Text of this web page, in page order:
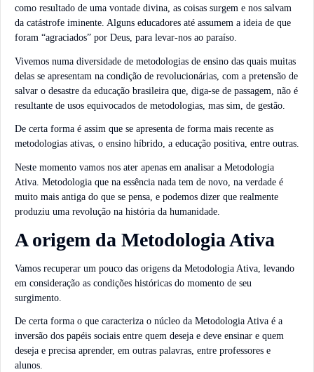
como resultado de uma vontade divina, as coisas surgem e nos salvam
da catástrofe iminente. Alguns educadores até assumem a ideia de que
foram “agraciados” por Deus, para levar-nos ao paraíso.
Vivemos numa diversidade de metodologias de ensino das quais muitas
delas se apresentam na condição de revolucionárias, com a pretensão de
salvar o desastre da educação brasileira que, diga-se de passagem, não é
resultante de usos equivocados de metodologias, mas sim, de gestão.
De certa forma é assim que se apresenta de forma mais recente as
metodologias ativas, o ensino híbrido, a educação positiva, entre outras.
Neste momento vamos nos ater apenas em analisar a Metodologia
Ativa. Metodologia que na essência nada tem de novo, na verdade é
muito mais antiga do que se pensa, e podemos dizer que realmente
produziu uma revolução na história da humanidade.
A origem da Metodologia Ativa
Vamos recuperar um pouco das origens da Metodologia Ativa, levando
em consideração as condições históricas do momento de seu
surgimento.
De certa forma o que caracteriza o núcleo da Metodologia Ativa é a
inversão dos papéis sociais entre quem deseja e deve ensinar e quem
deseja e precisa aprender, em outras palavras, entre professores e
alunos.